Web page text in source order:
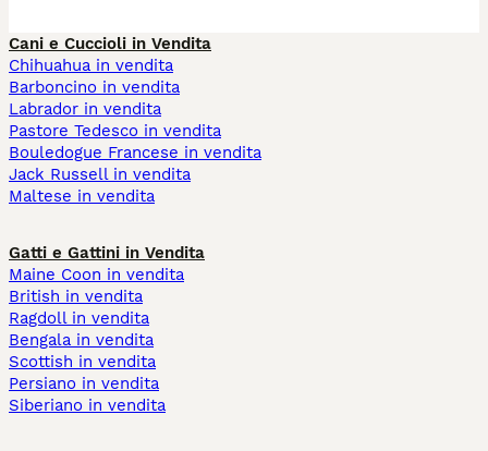
Cani e Cuccioli in Vendita
Chihuahua in vendita
Barboncino in vendita
Labrador in vendita
Pastore Tedesco in vendita
Bouledogue Francese in vendita
Jack Russell in vendita
Maltese in vendita
Gatti e Gattini in Vendita
Maine Coon in vendita
British in vendita
Ragdoll in vendita
Bengala in vendita
Scottish in vendita
Persiano in vendita
Siberiano in vendita